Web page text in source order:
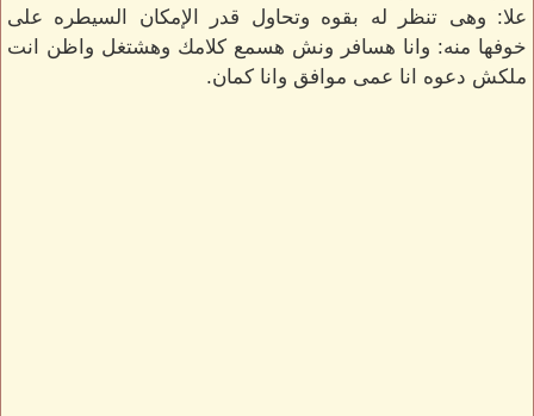
علا: وهى تنظر له بقوه وتحاول قدر الإمكان السيطره على
خوفها منه: وانا هسافر ونش هسمع كلامك وهشتغل واظن انت
ملكش دعوه انا عمى موافق وانا كمان.